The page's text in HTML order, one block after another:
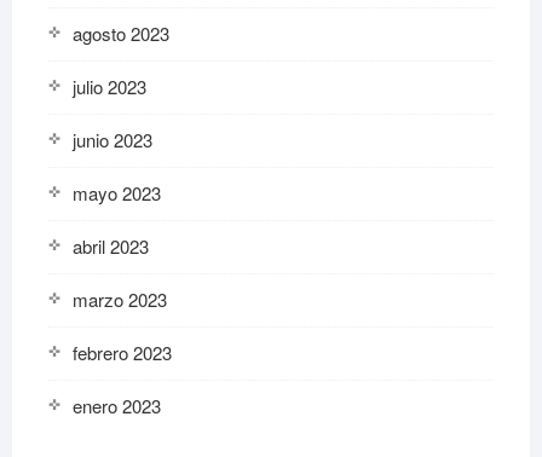
agosto 2023
julio 2023
junio 2023
mayo 2023
abril 2023
marzo 2023
febrero 2023
enero 2023